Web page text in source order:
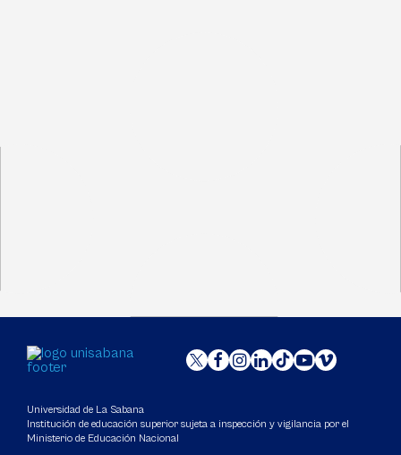
Universidad de La Sabana
Institución de educación superior sujeta a inspección y vigilancia por el
Ministerio de Educación Nacional